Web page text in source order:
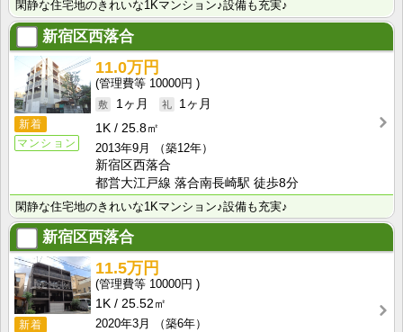
閑静な住宅地のきれいな1Kマンション♪設備も充実♪
新宿区西落合
新着
マンション
11.0万円
10000円
1ヶ月
1ヶ月
1K
25.8㎡
2013年9月
（築12年）
新宿区西落合
都営大江戸線 落合南長崎駅 徒歩8分
閑静な住宅地のきれいな1Kマンション♪設備も充実♪
新宿区西落合
新着
11.5万円
10000円
1K
25.52㎡
2020年3月
（築6年）